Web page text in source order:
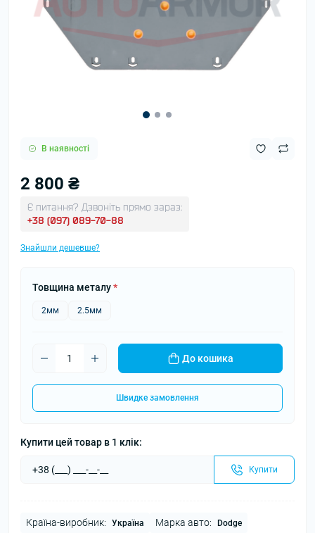
В наявності
2 800 ₴
Є питання? Дзвоніть прямо зараз:
+38 (097) 089-70-88
Знайшли дешевше?
Товщина металу*
2мм 2.5мм
До кошика
Швидке замовлення
Купити цей товар в 1 клік:
Купити
Країна-виробник: Україна Марка авто: Dodge